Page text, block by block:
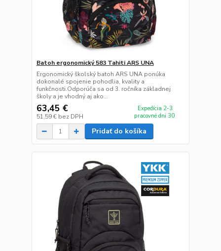
Batoh ergonomický 583 Tahiti ARS UNA
Ergonomický školský batoh ARS UNA ponúka
dokonalé spojenie pohodlia, kvality a
funkčnosti.Odporúča sa od 3. ročníka základnej
školy a je vhodný aj ako...
63,45 €
51,59 € bez DPH
Expedícia 2-3
pracovné dni 30
Pridať do košíka